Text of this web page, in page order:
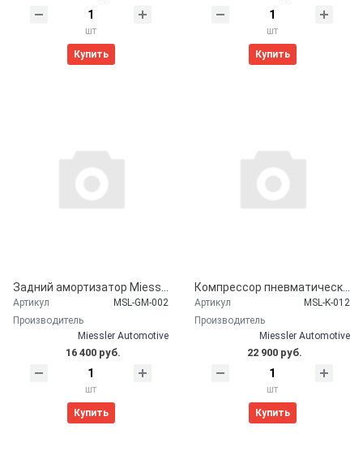
шт
Купить
шт
Купить
Артикул
MSL-GM-002
Производитель
Miessler Automotive
16 400 руб.
шт
Купить
Артикул
MSL-K-012
Производитель
Miessler Automotive
22 900 руб.
шт
Купить